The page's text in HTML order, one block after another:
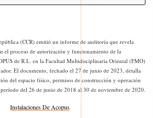
(CCR) emitió un informe de auditoría que revela
el proceso de autorización y funcionamiento de la
de R.L. en la Facultad Multidisciplinaria Oriental (FMO)
El documento, fechado el 27 de junio de 2023, detalla
del espacio físico, permisos de construcción y operación
del 26 de junio de 2018 al 30 de noviembre de 2020.
Instalaciones De Acopus